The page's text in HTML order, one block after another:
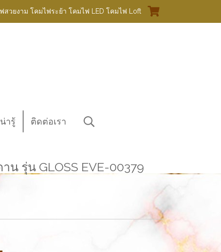
สวยงาม โคมไฟระย้า โคมไฟ LED โคมไฟ Loft
ารู้ ติดต่อเรา
น รุ่น GLOSS EVE-00379